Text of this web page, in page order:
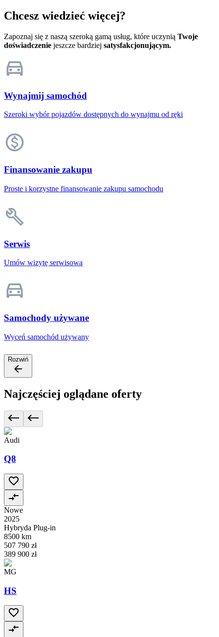
Chcesz wiedzieć więcej?
Zapoznaj się z naszą szeroką gamą usług, które uczynią Twoje
doświadczenie jeszcze bardziej satysfakcjonującym.
Wynajmij samochód
Szeroki wybór pojazdów dostępnych do wynajmu od ręki
Finansowanie zakupu
Proste i korzystne finansowanie zakupu samochodu
Serwis
Umów wizytę serwisową
Samochody używane
Wyceń samochód używany
Rozwiń
Najczęściej oglądane oferty
Audi
Q8
Nowe
2025
Hybryda Plug-in
8500 km
507 790 zł
389 900 zł
MG
HS